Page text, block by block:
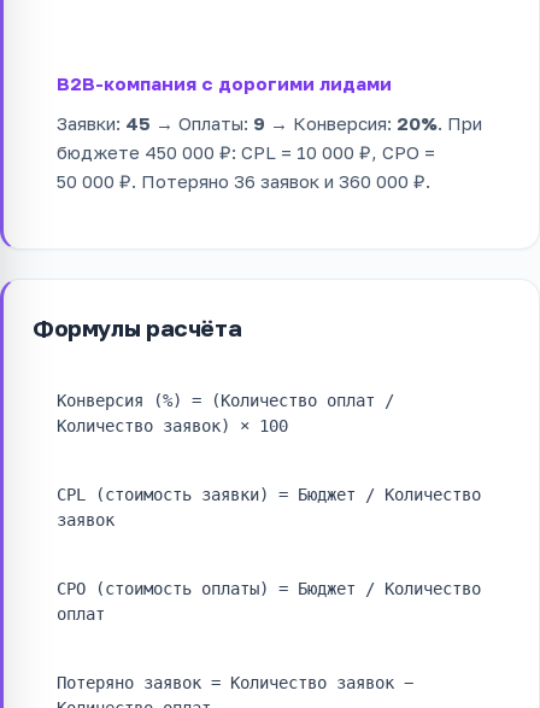
B2B-компания с дорогими лидами
Заявки: 45 → Оплаты: 9 → Конверсия: 20%. При
бюджете 450 000 ₽: CPL = 10 000 ₽, CPO =
50 000 ₽. Потеряно 36 заявок и 360 000 ₽.
Формулы расчёта
Конверсия (%) = (Количество оплат /
Количество заявок) × 100
CPL (стоимость заявки) = Бюджет / Количество
заявок
CPO (стоимость оплаты) = Бюджет / Количество
оплат
Потеряно заявок = Количество заявок −